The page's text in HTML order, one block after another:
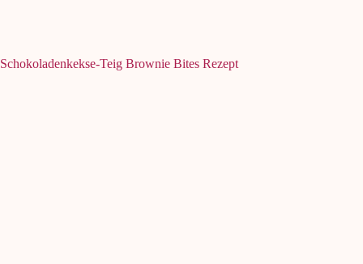
Schokoladenkekse-Teig Brownie Bites Rezept